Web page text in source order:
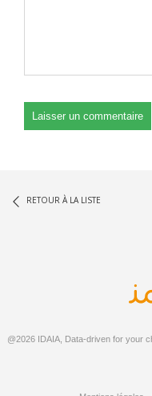
RETOUR À LA LISTE
@2026 IDAIA, Data-driven for your